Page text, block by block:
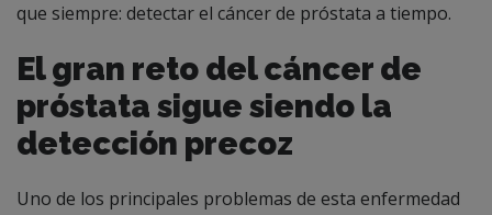
que siempre: detectar el cáncer de próstata a tiempo.
El gran reto del cáncer de
próstata sigue siendo la
detección precoz
Uno de los principales problemas de esta enfermedad